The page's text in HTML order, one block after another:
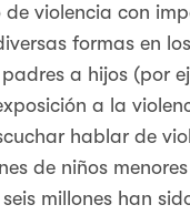
violencia con
formas en
a hijos (por
a la
hablar de
de niños
millones han